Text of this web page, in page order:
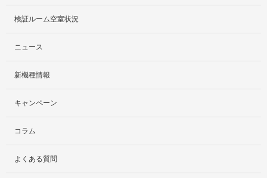
社外貸出プラン
検証ルーム
料金プラン
レンタルルームプラン
お手軽検証パック
検証ルーム空室状況
ニュース
新機種情報
キャンペーン
コラム
よくある質問